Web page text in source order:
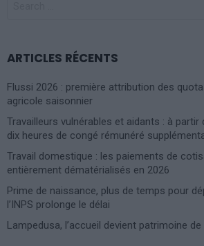
ARTICLES RÉCENTS
Flussi 2026 : première attribution des
agricole saisonnier
Travailleurs vulnérables et aidants : à partir
dix heures de congé rémunéré
Travail domestique : les paiements de
entièrement dématérialisés en 2026
Prime de naissance, plus de temps pour
l’INPS prolonge le délai
Lampedusa, l’accueil devient patrimoine de